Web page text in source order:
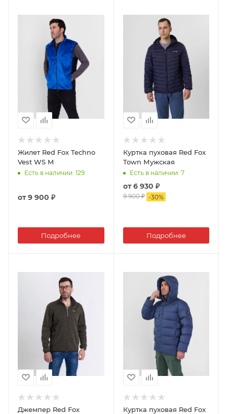
Жилет Red Fox Techno
Vest WS M
Есть в наличии: 129
от9 900 ₽
Подробнее
Куртка пуховая Red Fox
Town Мужская
Есть в наличии: 7
от6 930 ₽
9 900 ₽ -30%
Подробнее
Джемпер Red Fox
Куртка пуховая Red Fox